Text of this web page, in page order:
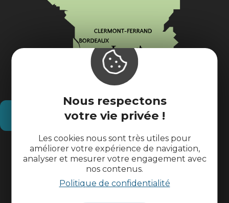
Nous respectons
votre vie privée !
Les cookies nous sont très utiles pour
améliorer votre expérience de navigation,
analyser et mesurer votre engagement avec
nos contenus.
Politique de confidentialité
Comment venir ?
Informations pratiques
Espace pros